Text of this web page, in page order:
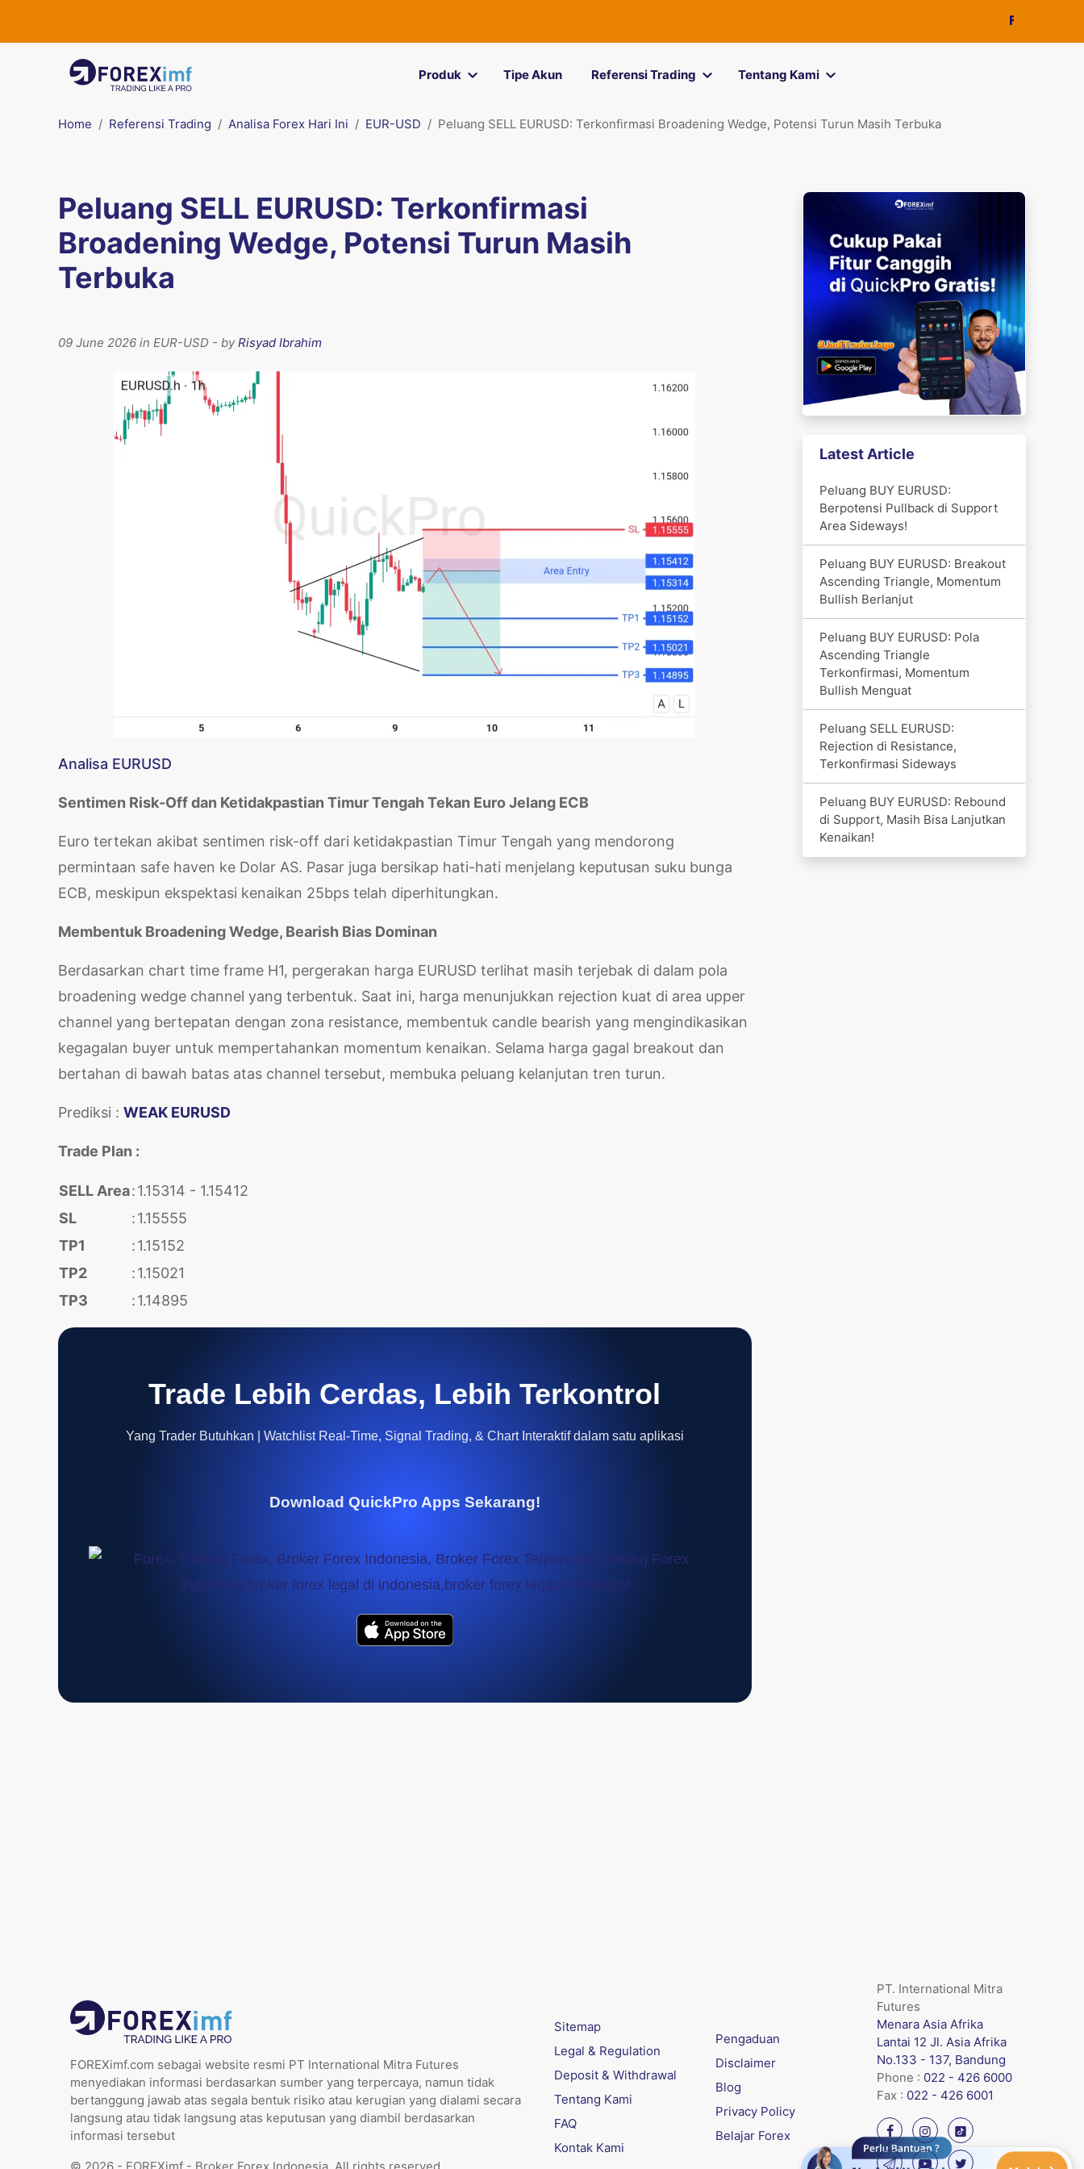
FOREXimf
Produk Tipe Akun Referensi Trading Tentang Kami
Home Referensi Trading Analisa Forex Hari Ini EUR-USD Peluang SELL EURUSD: Terkonfirmasi Broadening Wedge, Potensi Turun Masih Terbuka
Peluang SELL EURUSD: Terkonfirmasi
Broadening Wedge, Potensi Turun Masih
Terbuka
09 June 2026 in EUR-USD - byRisyad Ibrahim
Analisa EURUSD
Sentimen Risk-Off dan Ketidakpastian Timur Tengah Tekan Euro Jelang ECB
Euro tertekan akibat sentimen risk-off dari ketidakpastian Timur Tengah yang mendorong
permintaan safe haven ke Dolar AS. Pasar juga bersikap hati-hati menjelang keputusan suku bunga
ECB, meskipun ekspektasi kenaikan 25bps telah diperhitungkan.
Membentuk Broadening Wedge, Bearish Bias Dominan
Berdasarkan chart time frame H1, pergerakan harga EURUSD terlihat masih terjebak di dalam pola
broadening wedge channel yang terbentuk. Saat ini, harga menunjukkan rejection kuat di area upper
channel yang bertepatan dengan zona resistance, membentuk candle bearish yang mengindikasikan
kegagalan buyer untuk mempertahankan momentum kenaikan. Selama harga gagal breakout dan
bertahan di bawah batas atas channel tersebut, membuka peluang kelanjutan tren turun.
Prediksi : WEAK EURUSD
Trade Plan :
SELL Area:1.15314 - 1.15412
SL
:1.15555
TP1
:1.15152
TP2
:1.15021
TP3
:1.14895
Trade Lebih Cerdas, Lebih Terkontrol
Yang Trader Butuhkan | Watchlist Real-Time, Signal Trading, & Chart Interaktif dalam satu aplikasi
Download QuickPro Apps Sekarang!
Latest Article
Peluang BUY EURUSD:
Berpotensi Pullback di Support
Area Sideways!
Peluang BUY EURUSD: Breakout
Ascending Triangle, Momentum
Bullish Berlanjut
Peluang BUY EURUSD: Pola
Ascending Triangle
Terkonfirmasi, Momentum
Bullish Menguat
Peluang SELL EURUSD:
Rejection di Resistance,
Terkonfirmasi Sideways
Peluang BUY EURUSD: Rebound
di Support, Masih Bisa Lanjutkan
Kenaikan!
FOREXimf.com sebagai website resmi PT International Mitra Futures
menyediakan informasi berdasarkan sumber yang terpercaya, namun tidak
bertanggung jawab atas segala bentuk risiko atau kerugian yang dialami secara
langsung atau tidak langsung atas keputusan yang diambil berdasarkan
informasi tersebut
© 2026 - FOREXimf - Broker Forex Indonesia. All rights reserved.
Sitemap
Legal & Regulation
Deposit & Withdrawal
Tentang Kami
FAQ
Kontak Kami
Pengaduan
Disclaimer
Blog
Privacy Policy
Belajar Forex
PT. International Mitra
Futures
Menara Asia Afrika
Lantai 12 Jl. Asia Afrika
No.133 - 137, Bandung
Phone : 022 - 426 6000
Fax : 022 - 426 6001